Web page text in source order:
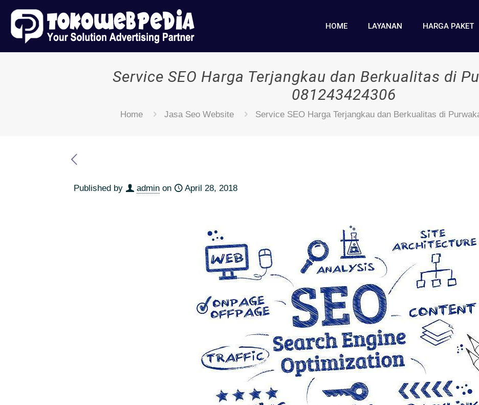
HOME LAYANAN HARGA PAKET
Service SEO Harga Terjangkau dan Berkualitas di
081243424306
Home Jasa Seo Website Service SEO Harga Terjangkau dan Berkualitas di
Published by admin on April 28, 2018